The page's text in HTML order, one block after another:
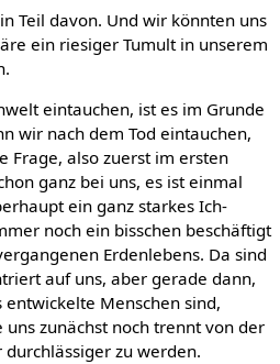
Teil davon. Und wir könnten uns
ein riesiger Tumult in unserem
eintauchen, ist es im Grunde
wir nach dem Tod eintauchen,
Frage, also zuerst im ersten
ganz bei uns, es ist einmal
ein ganz starkes Ich-
noch ein bisschen beschäftigt
Erdenlebens. Da sind
auf uns, aber gerade dann,
Menschen sind,
zunächst noch trennt von der
zu werden.